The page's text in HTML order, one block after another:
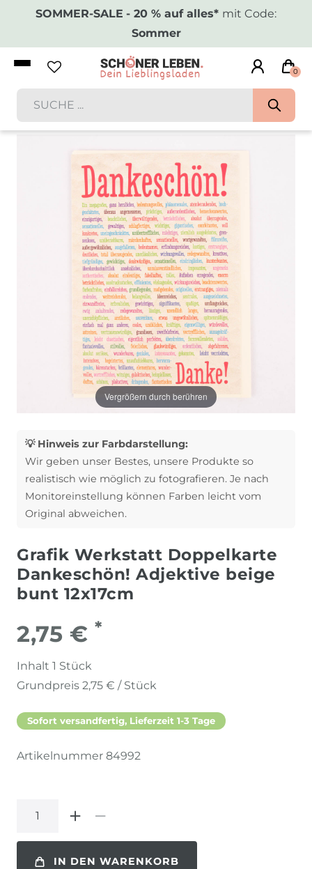
SOMMER-SALE - 20 % auf alles* mit Code:
Sommer
0
Vergrößern durch berühren
💡 Hinweis zur Farbdarstellung:
Wir geben unser Bestes, unsere Produkte so
realistisch wie möglich zu fotografieren. Je nach
Monitoreinstellung können Farben leicht vom
Original abweichen.
Grafik Werkstatt Doppelkarte
Dankeschön! Adjektive beige
bunt 12x17cm
2,75 € *
Inhalt 1 Stück
Grundpreis 2,75 € / Stück
Sofort versandfertig, Lieferzeit 1-3 Tage
Artikelnummer 84992
IN DEN WARENKORB